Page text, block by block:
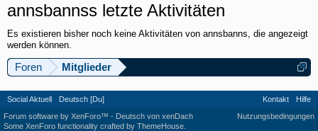
annsbannss letzte Aktivitäten
Es existieren bisher noch keine Aktivitäten von annsbanns, die angezeigt
werden können.
Foren Mitglieder
Social Aktuell Deutsch [Du] Kontakt
Hilfe
Nutzungsbedingungen
Forum software by XenForo™ - Deutsch von xenDach
Some XenForo functionality crafted by ThemeHouse